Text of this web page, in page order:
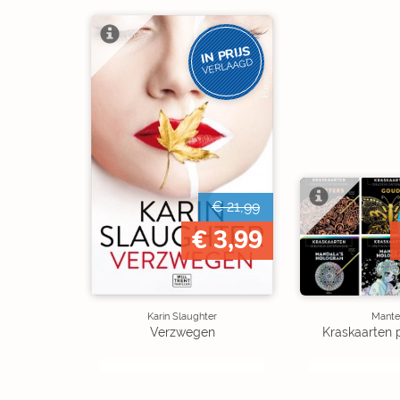
IN PRIJS
VERLAAGD
€ 21,99
€ 3,99
Karin Slaughter
Verzwegen Kraskaarten